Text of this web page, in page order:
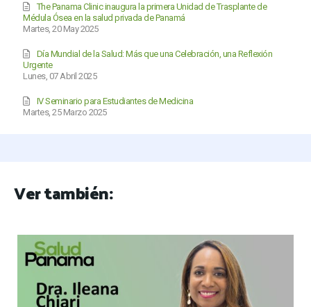
Martes, 20 May 2025
The Panama Clinic inaugura la primera Unidad de Trasplante de
Médula Ósea en la salud privada de Panamá
Lunes, 07 Abril 2025
Día Mundial de la Salud: Más que una Celebración, una Reflexión
Urgente
Martes, 25 Marzo 2025
IV Seminario para Estudiantes de Medicina
Ver también: